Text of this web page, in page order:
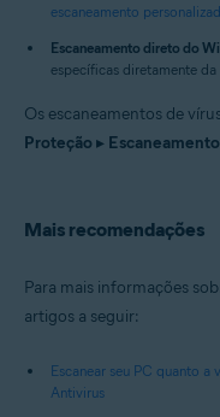
escaneamento
Escaneamento direto do
específicas diretamente
Os escaneamentos de
Proteção ▸
Mais recomendações
Para mais informações
artigos a seguir:
Escanear seu PC quanto
Antivirus